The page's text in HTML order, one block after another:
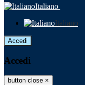
Italiano
Italiano
Accedi
Accedi
button close ×